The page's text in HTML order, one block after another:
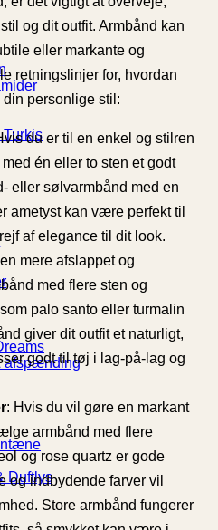
Turkis
afspænding
Duftlys
og dit outfit. Armbånd kan
eller markante og
retningslinjer for, hvordan
personlige stil:
du er til en enkel og stilren
én eller to sten et godt
eller sølvarmbånd med en
ametyst kan være perfekt til
af elegance til dit look.
mere afslappet og
med flere sten og
palo santo eller turmalin
giver dit outfit et naturligt,
godt til tøj i lag-på-lag og
: Hvis du vil gøre en markant
armbånd med flere
og rose quartz er gode
og indbydende farver vil
Store armbånd fungerer